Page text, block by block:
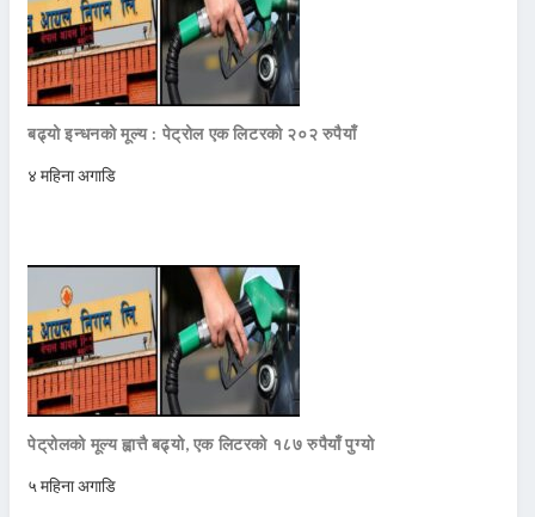
बढ्यो इन्धनको मूल्य : पेट्रोल एक लिटरको २०२ रुपैयाँ
४ महिना अगाडि
पेट्रोलको मूल्य ह्वात्तै बढ्यो, एक लिटरको १८७ रुपैयाँ पुग्यो
५ महिना अगाडि